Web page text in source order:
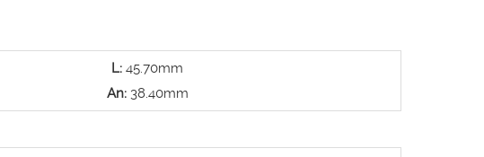
L: 45.70mm
An:38.40mm